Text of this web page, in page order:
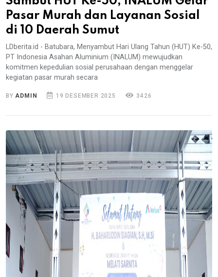
Pasar Murah dan Layanan Sosial
di 10 Daerah Sumut
LDberita.id - Batubara, Menyambut Hari Ulang Tahun (HUT) Ke-50,
PT Indonesia Asahan Aluminium (INALUM) mewujudkan
komitmen kepedulian sosial perusahaan dengan menggelar
kegiatan pasar murah secara
BY ADMIN 19 DESEMBER 2025 3426